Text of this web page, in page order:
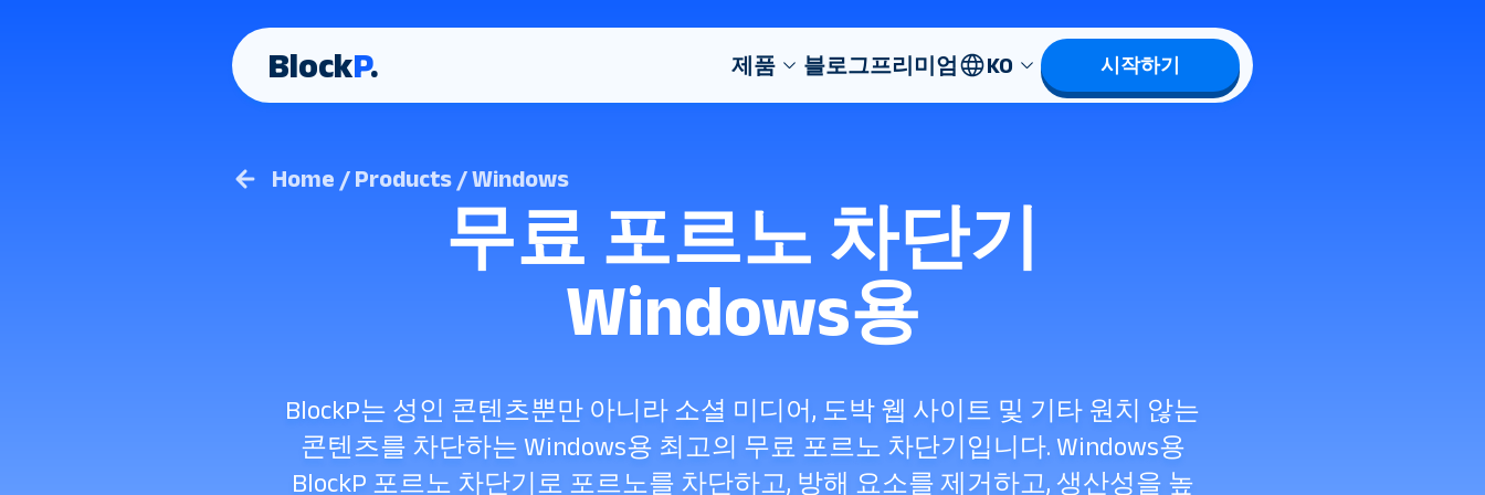
BlockP. 제품 블로그프리미엄 KO 시작하기
Home / Products / Windows
무료 포르노 차단기
Windows용
BlockP는 성인 콘텐츠뿐만 아니라 소셜 미디어, 도박 웹 사이트 및 기타 원치 않는
콘텐츠를 차단하는 Windows용 최고의 무료 포르노 차단기입니다. Windows용
BlockP 포르노 차단기로 포르노를 차단하고, 방해 요소를 제거하고, 생산성을 높